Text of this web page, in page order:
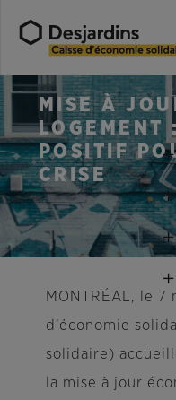
MISE À
LOGEMENT
POSITIF
CRISE
MONTRÉAL , le 7
d’économie
solidaire)
la mise à jour